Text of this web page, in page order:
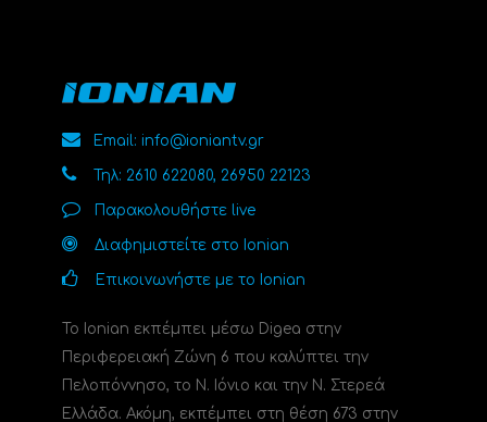
Email: info@ioniantv.gr
Τηλ: 2610 622080, 26950 22123
Παρακολουθήστε live
Διαφημιστείτε στο Ionian
Επικοινωνήστε με το Ionian
Το Ionian εκπέμπει μέσω Digea στην
Περιφερειακή Ζώνη 6 που καλύπτει την
Πελοπόννησο, το N. Ιόνιο και την Ν. Στερεά
Ελλάδα. Ακόμη, εκπέμπει στη θέση 673 στην